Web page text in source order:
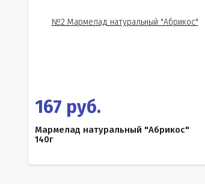
167 руб.
Мармелад натуральный "Абрикос"
140г